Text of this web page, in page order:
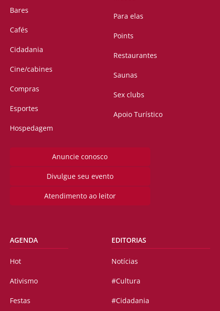
Bares
Cafés
Cidadania
Cine/cabines
Compras
Esportes
Hospedagem
Para elas
Points
Restaurantes
Saunas
Sex clubs
Apoio Turístico
Anuncie conosco
Divulgue seu evento
Atendimento ao leitor
AGENDA
Hot
Ativismo
Festas
EDITORIAS
Notícias
#Cultura
#Cidadania